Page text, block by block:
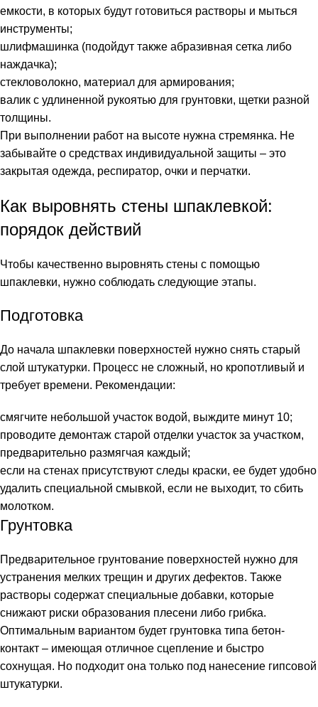
емкости, в которых будут готовиться растворы и мыться
инструменты;
шлифмашинка (подойдут также абразивная сетка либо
наждачка);
стекловолокно, материал для армирования;
валик с удлиненной рукоятью для грунтовки, щетки разной
толщины.
При выполнении работ на высоте нужна стремянка. Не
забывайте о средствах индивидуальной защиты – это
закрытая одежда, респиратор, очки и перчатки.
Как выровнять стены шпаклевкой:
порядок действий
Чтобы качественно выровнять стены с помощью
шпаклевки, нужно соблюдать следующие этапы.
Подготовка
До начала шпаклевки поверхностей нужно снять старый
слой штукатурки. Процесс не сложный, но кропотливый и
требует времени. Рекомендации:
смягчите небольшой участок водой, выждите минут 10;
проводите демонтаж старой отделки участок за участком,
предварительно размягчая каждый;
если на стенах присутствуют следы краски, ее будет удобно
удалить специальной смывкой, если не выходит, то сбить
молотком.
Грунтовка
Предварительное грунтование поверхностей нужно для
устранения мелких трещин и других дефектов. Также
растворы содержат специальные добавки, которые
снижают риски образования плесени либо грибка.
Оптимальным вариантом будет грунтовка типа бетон-
контакт – имеющая отличное сцепление и быстро
сохнущая. Но подходит она только под нанесение гипсовой
штукатурки.